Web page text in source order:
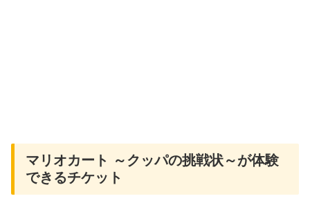
マリオカート ～クッパの挑戦状～が体験
できるチケット